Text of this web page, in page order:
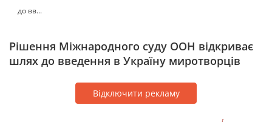
до вв...
Рішення Міжнародного суду ООН відкриває
шлях до введення в Україну миротворців
Відключити рекламу